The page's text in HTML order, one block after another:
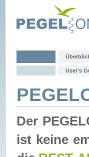
User's
Der
ist keine